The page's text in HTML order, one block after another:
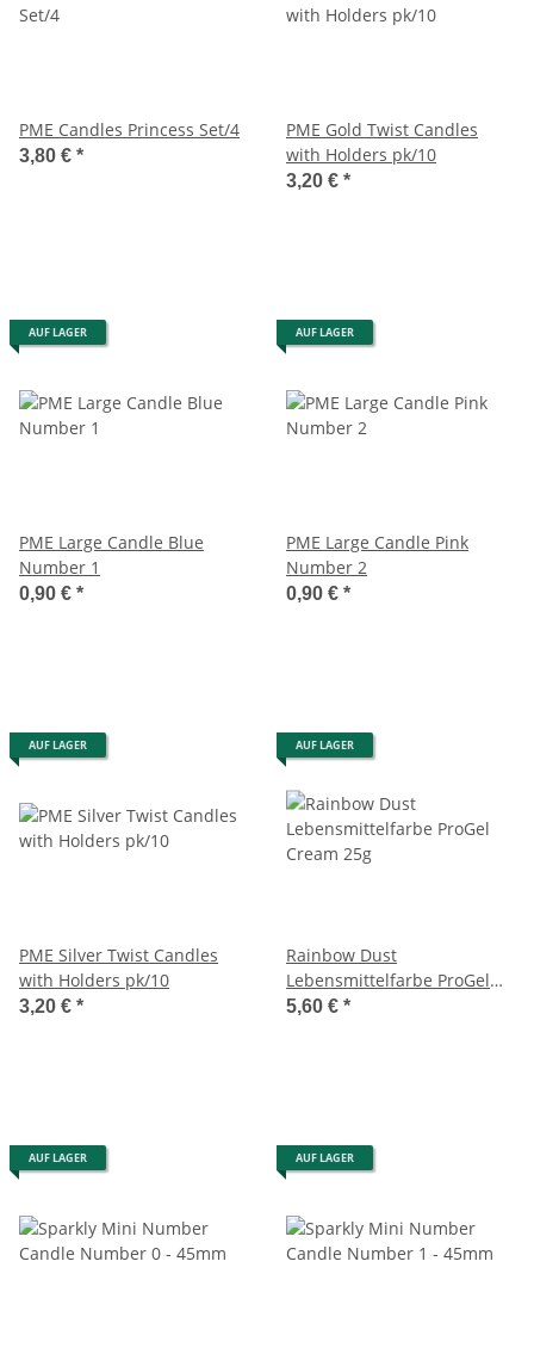
PME Candles Princess Set/4
3,80 € *
PME Gold Twist Candles
with Holders pk/10
3,20 € *
AUF LAGER
PME Large Candle Blue
Number 1
0,90 € *
AUF LAGER
PME Large Candle Pink
Number 2
0,90 € *
AUF LAGER
PME Silver Twist Candles
with Holders pk/10
3,20 € *
AUF LAGER
Rainbow Dust
Lebensmittelfarbe ProGel
Cream 25g
5,60 € *
AUF LAGER AUF LAGER